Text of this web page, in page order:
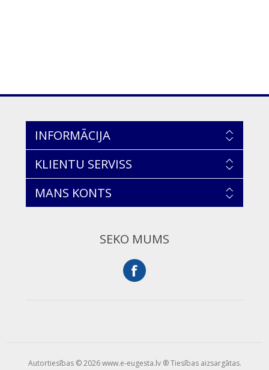
INFORMĀCIJA
KLIENTU SERVISS
MANS KONTS
SEKO MUMS
Autortiesības © 2026 www.e-eugesta.lv ® Tiesības aizsargātas.